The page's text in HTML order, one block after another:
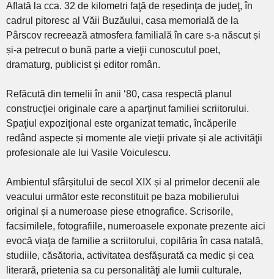
Aflată la cca. 32 de kilometri faţă de reședinţa de judeţ, în
cadrul pitoresc al Văii Buzăului, casa memorială de la
Pârscov recreează atmosfera familială în care s-a născut și
și-a petrecut o bună parte a vieţii cunoscutul poet,
dramaturg, publicist și editor român.
Refăcută din temelii în anii ‘80, casa respectă planul
construcţiei originale care a aparţinut familiei scriitorului.
Spaţiul expoziţional este organizat tematic, încăperile
redând aspecte și momente ale vieţii private și ale activităţii
profesionale ale lui Vasile Voiculescu.
Ambientul sfârșitului de secol XIX și al primelor decenii ale
veacului următor este reconstituit pe baza mobilierului
original și a numeroase piese etnografice. Scrisorile,
facsimilele, fotografiile, numeroasele exponate prezente aici
evocă viaţa de familie a scriitorului, copilăria în casa natală,
studiile, căsătoria, activitatea desfășurată ca medic și cea
literară, prietenia sa cu personalităţi ale lumii culturale,